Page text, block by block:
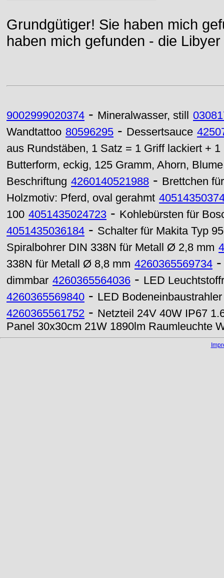
Grundgütiger! Sie haben mich
haben mich gefunden - die
9002999020374 - Mineralwasser, still
Wandtattoo 80596295 - Dessertsauce
aus Rundstäben, 1 Satz = 1 Griff lackiert +
Butterform, eckig, 125 Gramm, Ahorn,
Beschriftung 4260140521988 - Brettchen
Holzmotiv: Pferd, oval gerahmt
100 4051435024723 - Kohlebürsten für
4051435036184 - Schalter für Makita Typ
Spiralbohrer DIN 338N für Metall Ø 2,8 mm
338N für Metall Ø 8,8 mm 4260365569734
dimmbar 4260365564036 - LED
4260365569840 - LED
4260365561752 - Netzteil 24V 40W IP67
Panel 30x30cm 21W 1890lm Raumleuchte